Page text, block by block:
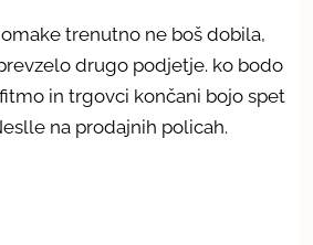
trenutno ne boš dobila,
drugo podjetje. ko bodo
in trgovci končani bojo spet
na prodajnih policah.